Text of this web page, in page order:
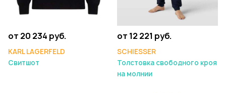
от 20 234 руб.
KARL LAGERFELD
Свитшот
от 12 221 руб.
SCHIESSER
Толстовка свободного кроя
на молнии